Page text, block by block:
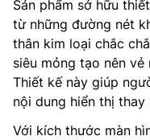
Sản phẩm sở hữu
từ những đường nét
thân kim loại chắc
siêu mỏng tạo nên
Thiết kế này giúp
nội dung hiển thị
Với kích thước màn